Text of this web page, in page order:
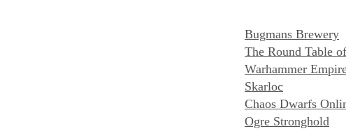
Bugmans Brewery
The Round Table
Warhammer
Skarloc
Chaos Dwarfs
Ogre Stronghold